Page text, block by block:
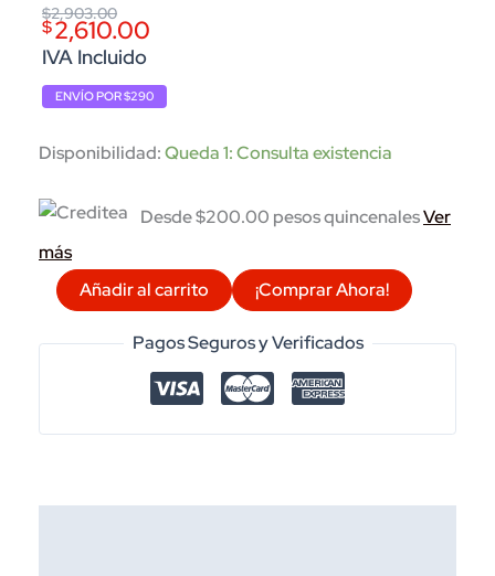
$2,903.00
Original
price
was:
$2,903.00.
$2,610.00
Current
price
is:
$2,610.00.
IVA Incluido
ENVÍO POR $290
Disponibilidad:Queda 1: Consulta existencia
Desde $200.00 pesos quincenalesVer
más
VIOLIN
ANDOLINI
ARCO
Añadir al carrito ¡Comprar Ahora!
Pagos Seguros y Verificados